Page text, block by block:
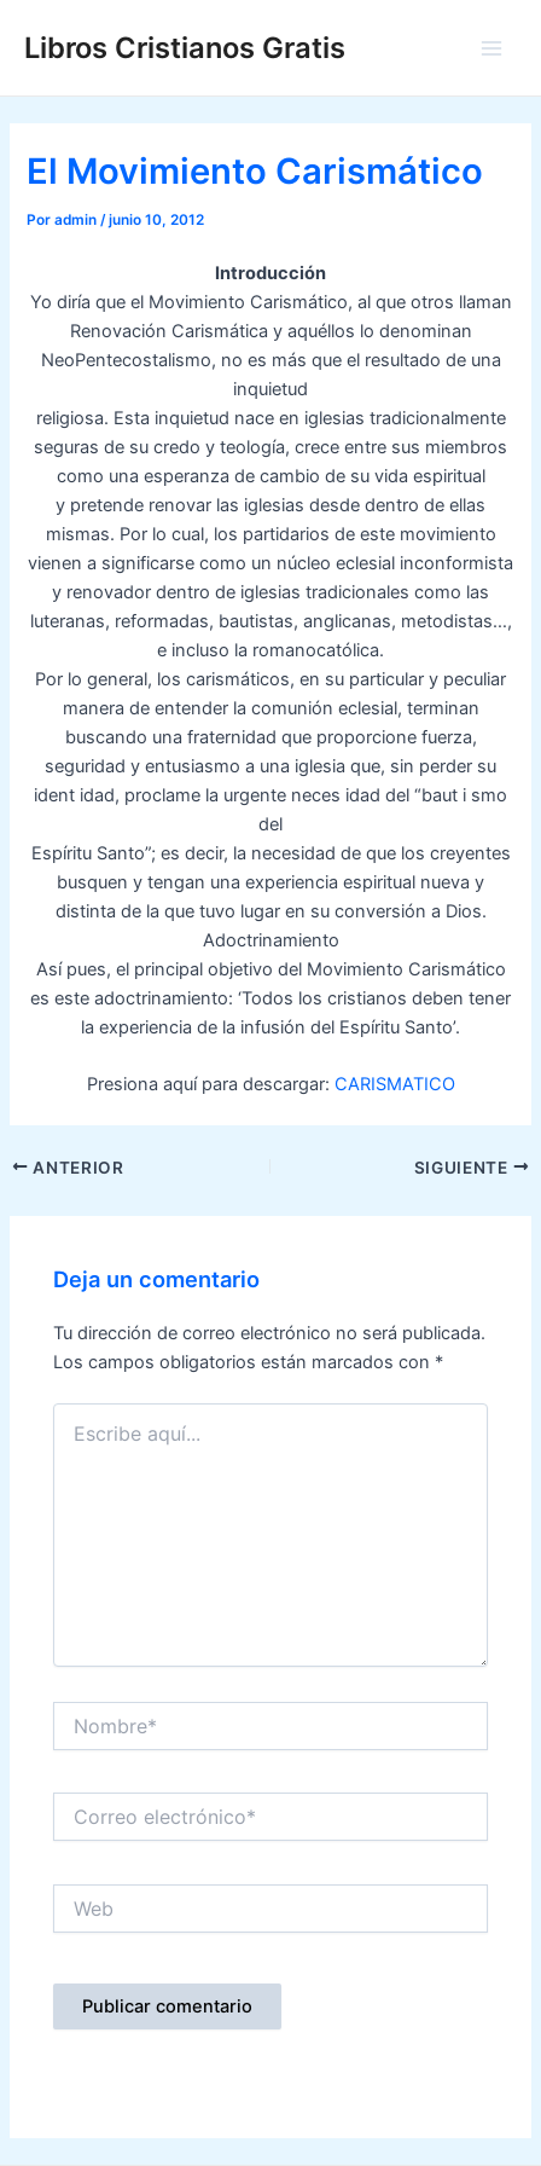
Libros Cristianos Gratis
El Movimiento Carismático
Poradmin /junio 10, 2012
Introducción
Yo diría que el Movimiento Carismático, al que otros llaman
Renovación Carismática y aquéllos lo denominan
NeoPentecostalismo, no es más que el resultado de una
inquietud
religiosa. Esta inquietud nace en iglesias tradicionalmente
seguras de su credo y teología, crece entre sus miembros
como una esperanza de cambio de su vida espiritual
y pretende renovar las iglesias desde dentro de ellas
mismas. Por lo cual, los partidarios de este movimiento
vienen a significarse como un núcleo eclesial inconformista
y renovador dentro de iglesias tradicionales como las
luteranas, reformadas, bautistas, anglicanas, metodistas…,
e incluso la romanocatólica.
Por lo general, los carismáticos, en su particular y peculiar
manera de entender la comunión eclesial, terminan
buscando una fraternidad que proporcione fuerza,
seguridad y entusiasmo a una iglesia que, sin perder su
ident idad, proclame la urgente neces idad del “baut i smo
del
Espíritu Santo”; es decir, la necesidad de que los creyentes
busquen y tengan una experiencia espiritual nueva y
distinta de la que tuvo lugar en su conversión a Dios.
Adoctrinamiento
Así pues, el principal objetivo del Movimiento Carismático
es este adoctrinamiento: ‘Todos los cristianos deben tener
la experiencia de la infusión del Espíritu Santo’.
Presiona aquí para descargar: CARISMATICO
Navegación
entradas
ANTERIOR SIGUIENTE
Deja un comentario
Tu dirección de correo electrónico no será publicada.
Los campos obligatorios están marcados con *
Escribe
aquí...
electrónico*